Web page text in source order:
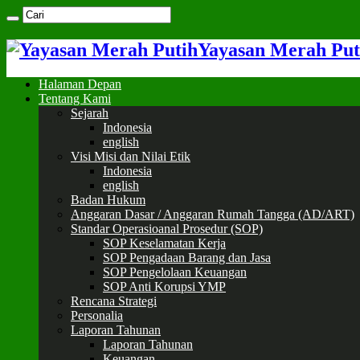
Yayasan Merah
Halaman Depan
Tentang Kami
Sejarah
Indonesia
english
Visi Misi dan Nilai Etik
Indonesia
english
Badan Hukum
Anggaran Dasar / Anggaran Rumah Tangga (AD/ART)
Standar Operasioanal Prosedur (SOP)
SOP Keselamatan Kerja
SOP Pengadaan Barang dan Jasa
SOP Pengelolaan Keuangan
SOP Anti Korupsi YMP
Rencana Strategi
Personalia
Laporan Tahunan
Laporan Tahunan